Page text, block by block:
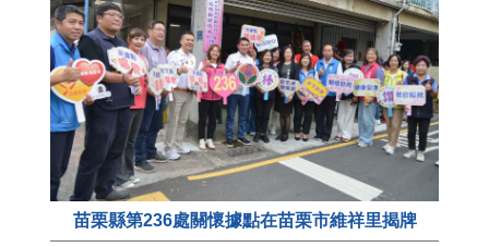
苗栗縣第236處關懷據點在苗栗市維祥里揭牌